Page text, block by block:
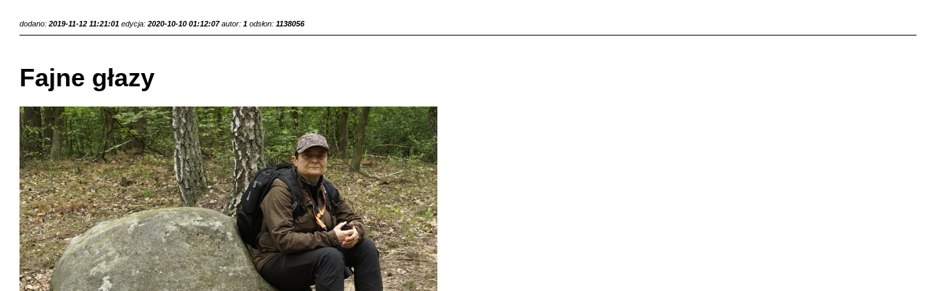
dodano: 2019-11-12 11:21:01 edycja: 2020-10-10 01:12:07 autor: 1 odsłon: 1138056
Fajne głazy